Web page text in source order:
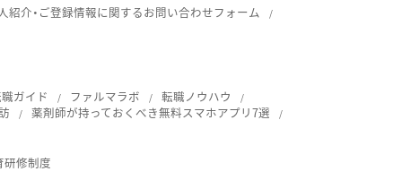
紹介・ご登録情報に関するお問い合わせフォーム
ガイド ファルマラボ
転職ノウハウ
薬剤師が持っておくべき無料スマホアプリ7選
研修制度